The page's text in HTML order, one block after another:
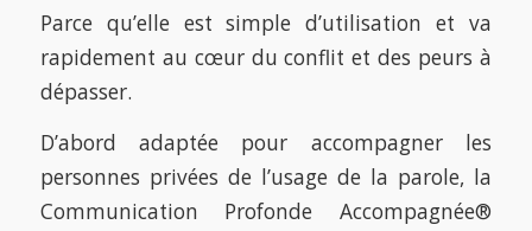
Parce qu’elle est simple d’utilisation et va
rapidement au cœur du conflit et des peurs à
dépasser.
D’abord adaptée pour accompagner les
personnes privées de l’usage de la parole, la
Communication Profonde Accompagnée®